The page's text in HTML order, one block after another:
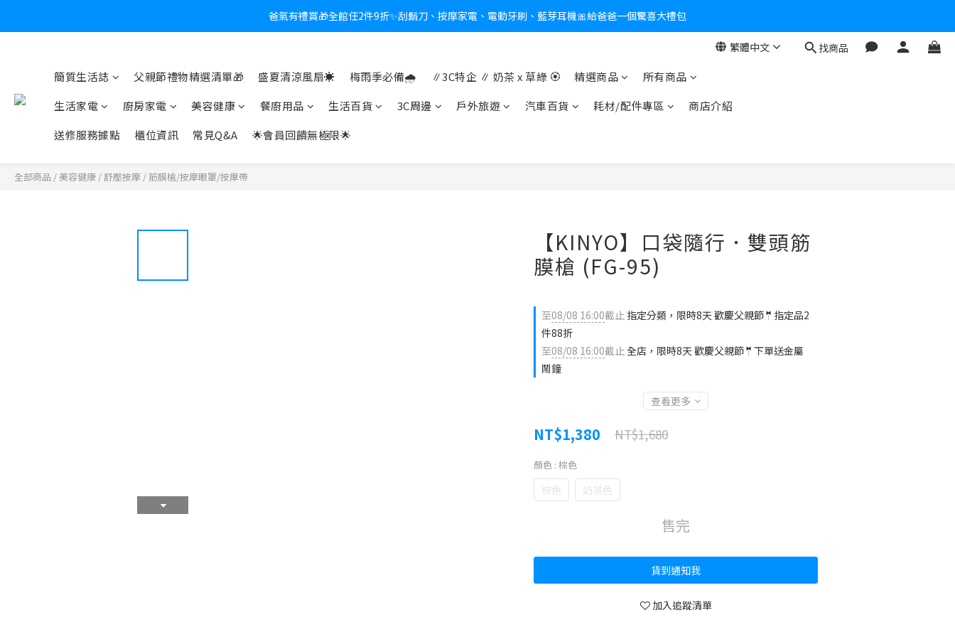
新會員送$100購物金✨再享消費回饋無極限
炎熱夏日救星☀️秒凍扇登場💙半導體製冷 x 微米級冰霧，一秒開凍，熱感歸零！
繁體中文 找商品
簡質生活誌 父親節禮物精選清單🎁 盛夏清涼風扇☀️ 梅雨季必備🌧️ ∥3C特企 ∥ 奶茶 x 草綠 🏵 精選商品
所有商品
生活家電
廚房家電 美容健康 餐廚用品 生活百貨 3C周邊 戶外旅遊 汽車百貨 耗材/配件專區
商店介紹
送修服務據點
櫃位資訊 常見Q&A 🌟會員回饋無極限🌟
全部商品 / 美容健康 /舒壓按摩 /筋膜槍/按摩眼罩/按摩帶
【KINYO】口袋隨行．雙頭筋
膜槍 (FG-95)
至08/08 16:00截止 指定分類，限時8天 歡慶父親節🤵指定品2
件88折
至08/08 16:00截止全店，限時8天 歡慶父親節🤵下單送金屬
鬧鐘
查看更多
NT$1,380 NT$1,680
顏色 : 棕色
棕色 奶茶色
售完
貨到通知我
加入追蹤清單